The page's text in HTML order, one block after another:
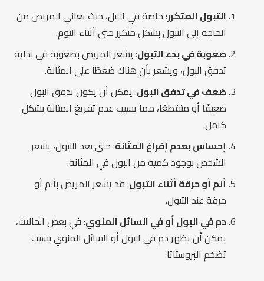
التبول المتكرر: خاصة في الليل، حيث يعاني المريض من
الحاجة إلى التبول بشكل متكرر حتى أثناء النوم.
صعوبة في بدء التبول: يشعر المريض بصعوبة في بداية
تدفق البول، ويشعر بأن هناك ضغطًا على المثانة.
ضعف في تدفق البول: يمكن أن يكون تدفق البول
ضعيفًا أو متقطعًا، مما يسبب عدم تفريغ المثانة بشكل
كامل.
إحساس بعدم إفراغ المثانة: حتى بعد التبول، يشعر
الشخص بوجود كمية من البول في المثانة.
ألم أو حرقة أثناء التبول: قد يشعر المريض بألم أو
حرقة عند التبول.
دم في البول أو في السائل المنوي: في بعض الحالات،
يمكن أن يظهر دم في البول أو السائل المنوي بسبب
تضخم البروستاتا.